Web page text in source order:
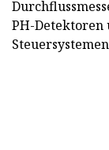
PH-Detektoren